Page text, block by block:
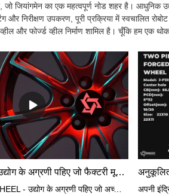
जो जियांगमेन का एक महत्वपूर्ण नोड शहर है। आधुनिक
और निरीक्षण उपकरण, पूरी प्रक्रिया में स्वचालित
व्हील और फोर्ज्ड व्हील निर्माण शामिल है। चूँकि हम एक
थोक JWHEEL-उद्योग के अग्रणी पहिए जो फैक्टरी मूल्य के साथ ऑडी/मैकलेरन/वोसेन कार रिम्स प्रदान करते हैं
JWHEEL थोक JWHEEL - उद्योग के अग्रणी पहिए जो अच्छी कीमत के साथ फैक्टरी मूल्य के साथ ऑडी / मैकलेरन / वोसेन कार रिम्स प्रदान करते हैं - JWHEEL,5। कंपनी ने अपनी मजबूत तकनीकी ताकत के आधार पर कई पेटेंट प्राप्त किए हैं: एल्यूमीनियम मिश्र धातु पहियों पर आधारित एक साफ पीसने वाली मेज के लिए पेटेंट।JWHEE ग्रेविटी कास्टिंग पिघला हुआ एल्यूमीनियम को मोल्ड में डालने की सबसे बुनियादी प्रक्रिया है जो मोल्ड को भरने के लिए पृथ्वी के गुरुत्वाकर्षण का उपयोग करती है। गुरुत्वाकर्षण कास्टिंग एक बहुत ही उचित उत्पादन लागत प्रदान करता है और डिजाइनों को कास्टिंग करने के लिए एक अच्छी विधि है जो अधिक दृष्टि से उन्मुख हैं या जब वजन कम करना प्राथमिक चिंता नहीं है। चूंकि प्रक्रिया मोल्ड को भरने के लिए गुरुत्वाकर्षण पर निर्भर करती है, इसलिए एल्यूमीनियम मोल्ड में उतनी सघनता से पैक नहीं किया जाता है जितना कि कुछ अन्य कास्टिंग प्रक्रियाएं। आवश्यक शक्ति प्राप्त करने के लिए अक्सर गुरुत्वाकर्षण कास्ट पहियों का वजन अधिक होगा।लागू मॉडल: वोक्सवैगन, ऑडी, मर्सिडीज-बेंज, होंडा, टोयोटा, हुंडई, किआ, माज़दा, निसानhttps://www.jjjwheel.com